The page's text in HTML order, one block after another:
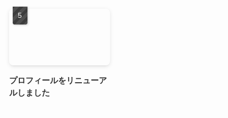
プロフィールをリニューア
ルしました